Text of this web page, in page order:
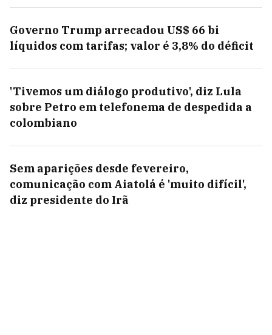
Governo Trump arrecadou US$ 66 bi
líquidos com tarifas; valor é 3,8% do déficit
'Tivemos um diálogo produtivo', diz Lula
sobre Petro em telefonema de despedida a
colombiano
Sem aparições desde fevereiro,
comunicação com Aiatolá é 'muito difícil',
diz presidente do Irã